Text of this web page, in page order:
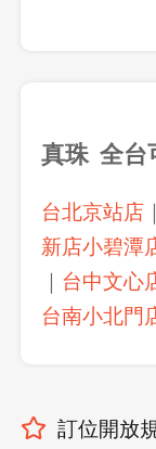
真珠 全台
台北京站店
新店小碧潭
｜ 台中文心
台南小北門
訂位開放